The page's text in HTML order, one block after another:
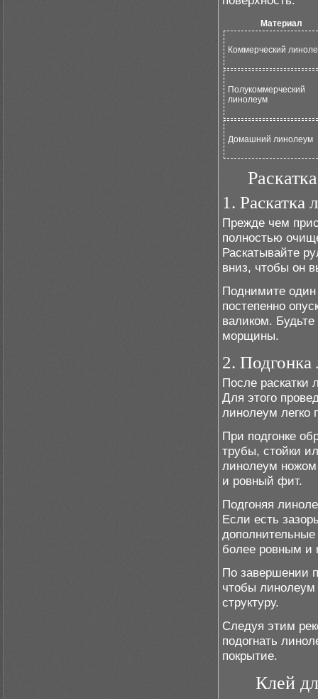
Материал
Коммерческий
Полукоммерческий
линолеум
Домашний линолеум
1. Раскатка
Прежде чем
полностью
Раскатывайте
вниз, чтобы он
Поднимите один
постепенно
валиком.
морщины.
2. Подгонка
После раскатки
Для этого
линолеум легко
При подгонке
трубы, стойки
линолеум ножом
и ровный фит.
Подгоняя
Если есть
более ровным и
По завершении
чтобы
структуру.
Следуя этим
подогнать
покрытие.
Клей